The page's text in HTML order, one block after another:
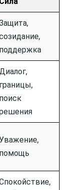
поддержка
границы,
поиск
помощь